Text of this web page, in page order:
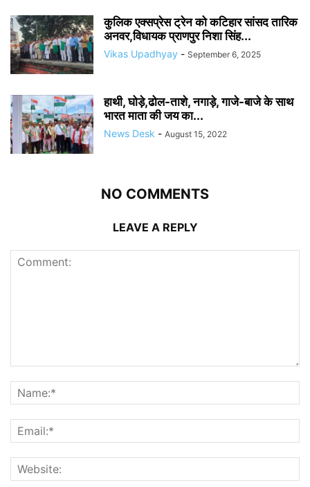
कुलिक एक्सप्रेस ट्रेन को कटिहार सांसद तारिक
अनवर,विधायक प्राणपुर निशा सिंह...
Vikas Upadhyay - September 6, 2025
हाथी, घोड़े,ढोल-ताशे, नगाड़े, गाजे-बाजे के साथ
भारत माता की जय का...
News Desk - August 15, 2022
NO COMMENTS
LEAVE A REPLY